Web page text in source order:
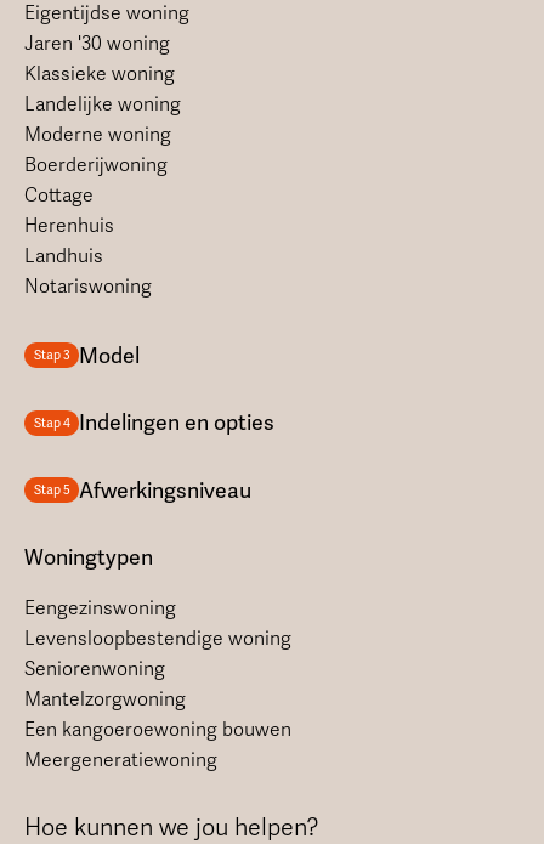
Eigentijdse woning
Jaren '30 woning
Klassieke woning
Landelijke woning
Moderne woning
Boerderijwoning
Cottage
Herenhuis
Landhuis
Notariswoning
Stap 3 Model
Stap 4 Indelingen en opties
Stap 5 Afwerkingsniveau
Woningtypen
Eengezinswoning
Levensloopbestendige woning
Seniorenwoning
Mantelzorgwoning
Een kangoeroewoning bouwen
Meergeneratiewoning
Hoe kunnen we jou helpen?